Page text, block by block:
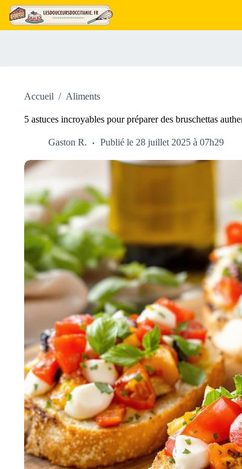
Passer
contenu
Accueil / Aliments
5 astuces incroyables pour préparer des bruschettas
Gaston R. Publié le 28 juillet 2025 à 07h29